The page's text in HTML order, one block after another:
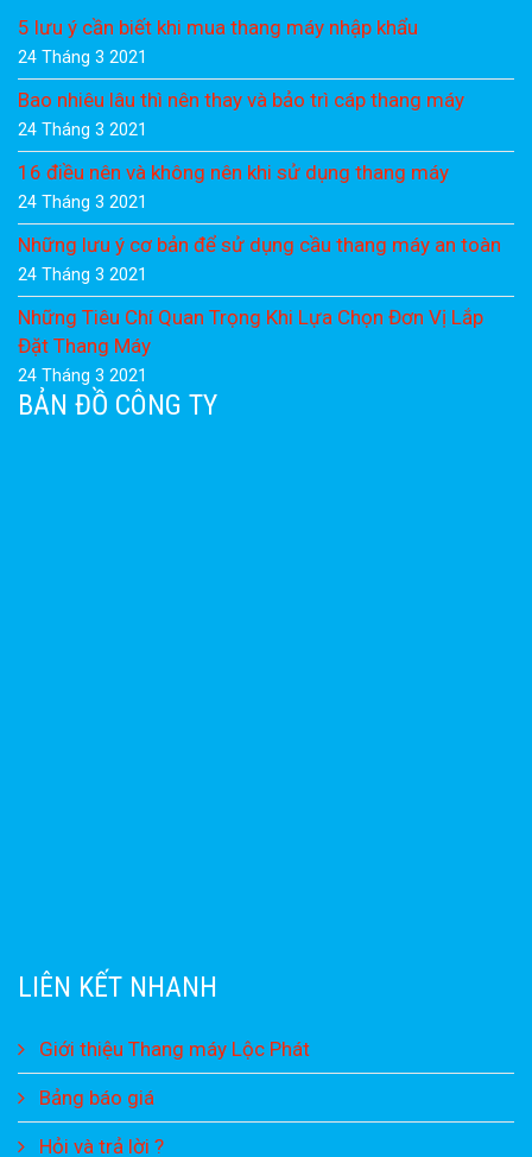
5 lưu ý cần biết khi mua thang máy nhập khẩu
24 Tháng 3 2021
Bao nhiêu lâu thì nên thay và bảo trì cáp thang máy
24 Tháng 3 2021
16 điều nên và không nên khi sử dụng thang máy
24 Tháng 3 2021
Những lưu ý cơ bản để sử dụng cầu thang máy an toàn
24 Tháng 3 2021
Những Tiêu Chí Quan Trọng Khi Lựa Chọn Đơn Vị Lắp
Đặt Thang Máy
24 Tháng 3 2021
BẢN ĐỒ CÔNG TY
LIÊN KẾT NHANH
Giới thiệu Thang máy Lộc Phát
Bảng báo giá
Hỏi và trả lời ?